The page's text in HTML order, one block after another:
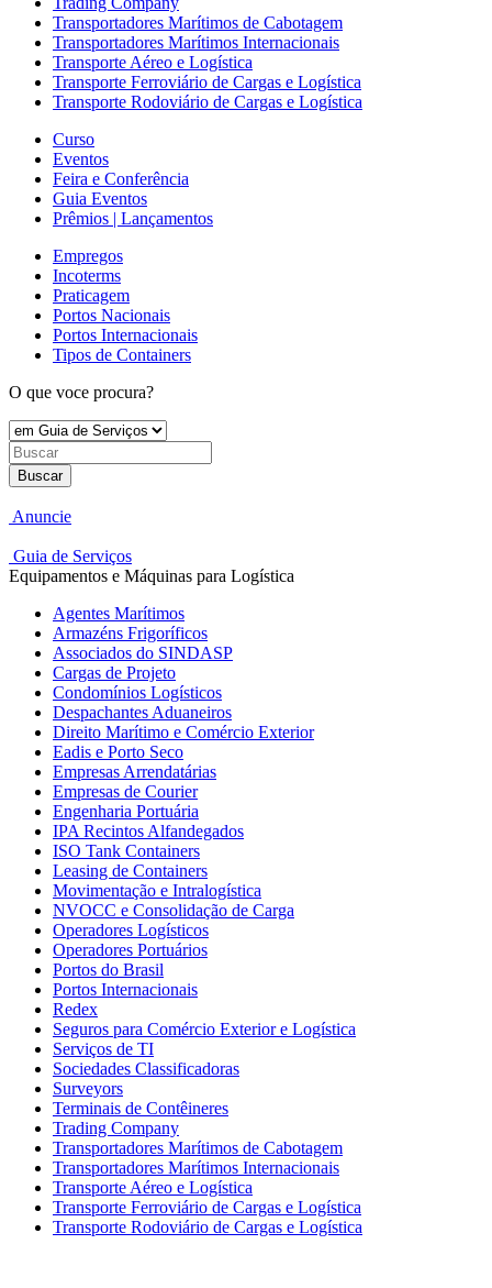
Transportadores Marítimos de Cabotagem
Transportadores Marítimos Internacionais
Transporte Aéreo e Logística
Transporte Ferroviário de Cargas e Logística
Transporte Rodoviário de Cargas e Logística
Curso
Eventos
Feira e Conferência
Guia Eventos
Prêmios | Lançamentos
Empregos
Incoterms
Praticagem
Portos Nacionais
Portos Internacionais
Tipos de Containers
O que voce procura?
Buscar
Anuncie
Guia de Serviços
Equipamentos e Máquinas para Logística
Agentes Marítimos
Armazéns Frigoríficos
Associados do SINDASP
Cargas de Projeto
Condomínios Logísticos
Despachantes Aduaneiros
Direito Marítimo e Comércio Exterior
Eadis e Porto Seco
Empresas Arrendatárias
Empresas de Courier
Engenharia Portuária
IPA Recintos Alfandegados
ISO Tank Containers
Leasing de Containers
Movimentação e Intralogística
NVOCC e Consolidação de Carga
Operadores Logísticos
Operadores Portuários
Portos do Brasil
Portos Internacionais
Redex
Seguros para Comércio Exterior e Logística
Serviços de TI
Sociedades Classificadoras
Surveyors
Terminais de Contêineres
Trading Company
Transportadores Marítimos de Cabotagem
Transportadores Marítimos Internacionais
Transporte Aéreo e Logística
Transporte Ferroviário de Cargas e Logística
Transporte Rodoviário de Cargas e Logística